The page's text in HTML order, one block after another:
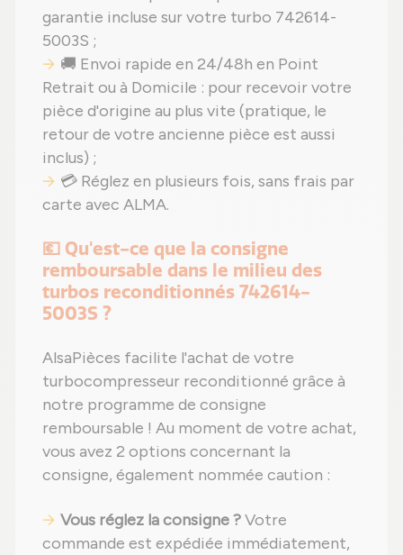
garantie incluse sur votre turbo 742614-
5003S ;
🚚 Envoi rapide en 24/48h en Point
Retrait ou à Domicile : pour recevoir votre
pièce d'origine au plus vite (pratique, le
retour de votre ancienne pièce est aussi
inclus) ;
💳 Réglez en plusieurs fois, sans frais par
carte avec ALMA.
💶 Qu'est-ce que la consigne
remboursable dans le milieu des
turbos reconditionnés 742614-
5003S ?
AlsaPièces facilite l'achat de votre
turbocompresseur reconditionné grâce à
notre programme de consigne
remboursable ! Au moment de votre achat,
vous avez 2 options concernant la
consigne, également nommée caution :
Vous réglez la consigne ?Votre
commande est expédiée immédiatement,